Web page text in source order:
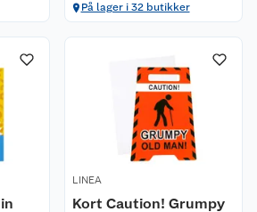
På lager i 32 butikker
LINEA
Kort Caution! Grumpy